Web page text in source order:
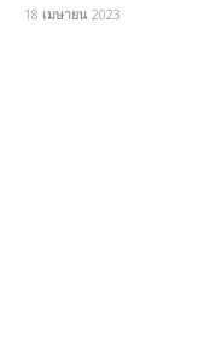
18 เมษายน 2023